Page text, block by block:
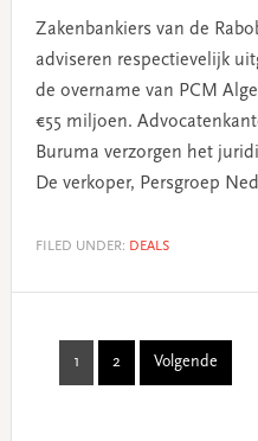
Zakenbankiers van de
adviseren respectievelijk
de overname van PCM
€55 miljoen.
Buruma verzorgen het
De verkoper, Persgroep
FILED UNDER: DEALS
Page
1 Page
2 Volgende